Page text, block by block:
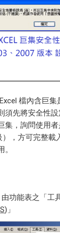
檔內含巨
須先將安全性設
集，詢問使用
），方可完整載
由功能表之「工
S)」